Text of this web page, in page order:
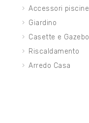
Accessori piscine
Giardino
Casette e Gazebo
Riscaldamento
Arredo Casa